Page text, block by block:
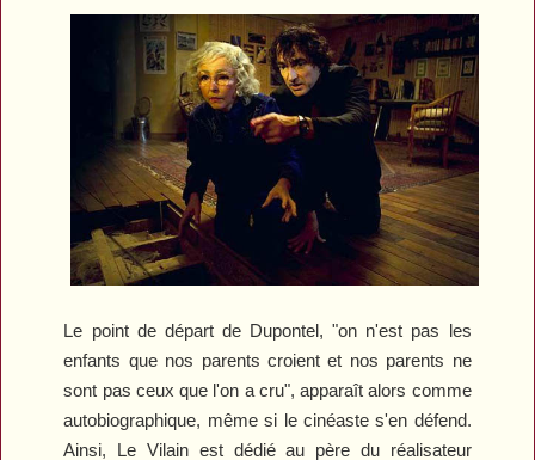
Le point de départ de Dupontel, "on n'est pas les
enfants que nos parents croient et nos parents ne
sont pas ceux que l'on a cru", apparaît alors comme
autobiographique, même si le cinéaste s'en défend.
Ainsi, Le Vilainest dédié au père du réalisateur